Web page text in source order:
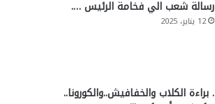
رسالة شعب الي فخامة الرئيس ….
12 يناير، 2025
. براءة الكلاب والخفافيش..والكورونا..